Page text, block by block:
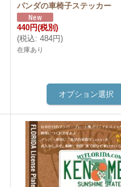
パンダの車椅子ステッカー
440円(税別)
(税込: 484円)
在庫あり